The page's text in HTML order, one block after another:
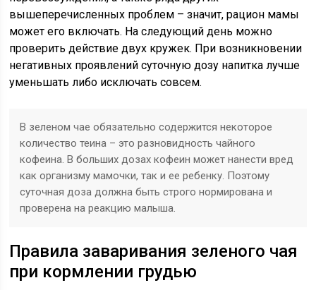
вышеперечисленных проблем – значит, рацион мамы
может его включать. На следующий день можно
проверить действие двух кружек. При возникновении
негативных проявлений суточную дозу напитка лучше
уменьшать либо исключать совсем.
В зеленом чае обязательно содержится некоторое
количество теина – это разновидность чайного
кофеина. В больших дозах кофеин может нанести вред
как организму мамочки, так и ее ребенку. Поэтому
суточная доза должна быть строго нормирована и
проверена на реакцию малыша.
Правила заваривания зеленого чая
при кормлении грудью